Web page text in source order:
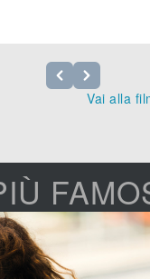
Vai alla